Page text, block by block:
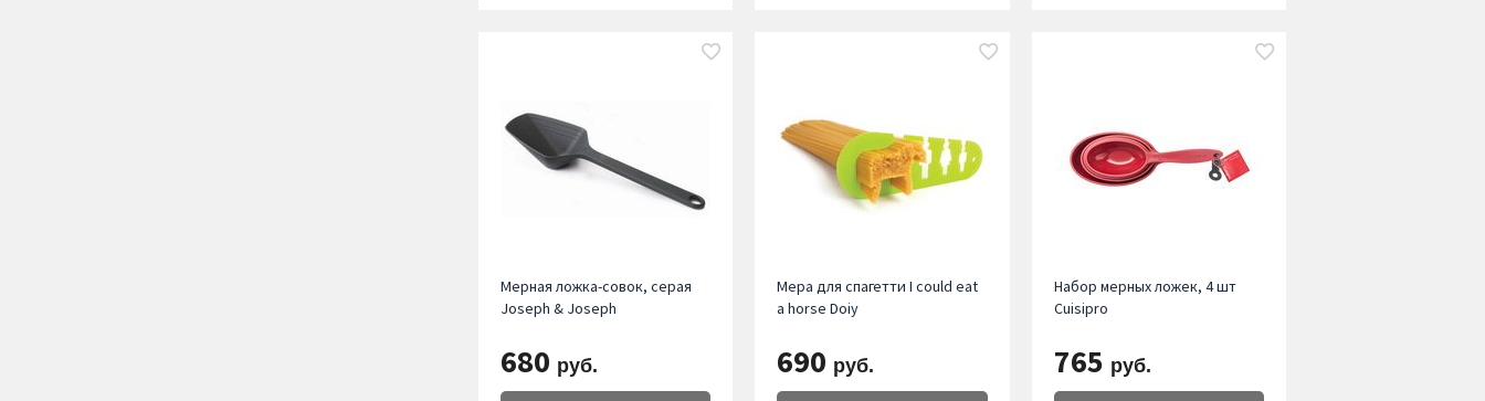
Мерная ложка-совок, серая
Joseph & Joseph
680 руб.
Мера для спагетти I could eat
a horse Doiy
690 руб.
Набор мерных ложек, 4 шт
Cuisipro
765 руб.